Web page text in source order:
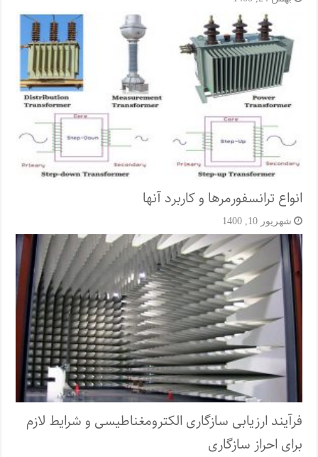
انواع ترانسفورمرها و کاربرد آنها
شهریور 10, 1400
فرآیند ارزیابی سازگاری الکترومغناطیسی و شرایط لازم
برای احراز سازگاری